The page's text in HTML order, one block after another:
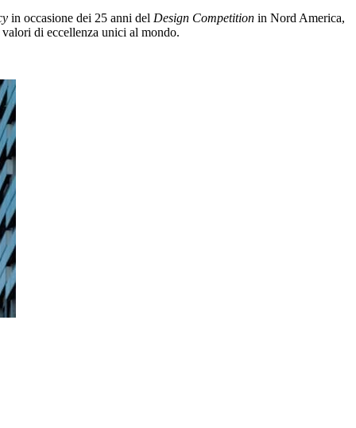
in occasione dei 25 anni del Design Competition in Nord America,
di eccellenza unici al mondo.